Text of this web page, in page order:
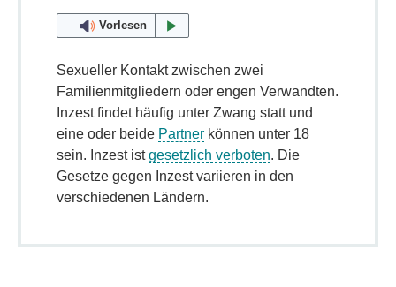
Vorlesen
Sexueller Kontakt zwischen zwei
Familienmitgliedern oder engen Verwandten.
Inzest findet häufig unter Zwang statt und
eine oder beide Partner können unter 18
sein. Inzest istgesetzlich verboten. Die
Gesetze gegen Inzest variieren in den
verschiedenen Ländern.